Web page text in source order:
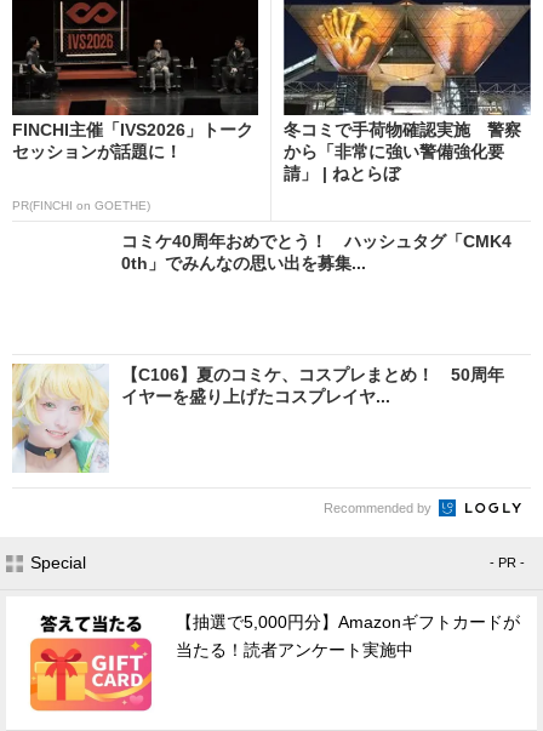
FINCHI主催「IVS2026」トーク
セッションが話題に！
PR(FINCHI on GOETHE)
冬コミで手荷物確認実施 警察
から「非常に強い警備強化要
請」 | ねとらぼ
コミケ40周年おめでとう！ ハッシュタグ「CMK4
0th」でみんなの思い出を募集...
【C106】夏のコミケ、コスプレまとめ！ 50周年
イヤーを盛り上げたコスプレイヤ...
Recommended by
Special - PR -
【抽選で5,000円分】Amazonギフトカードが
当たる！読者アンケート実施中